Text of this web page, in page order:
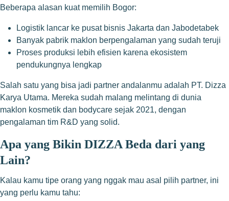
Beberapa alasan kuat memilih Bogor:
Logistik lancar ke pusat bisnis Jakarta dan Jabodetabek
Banyak pabrik maklon berpengalaman yang sudah teruji
Proses produksi lebih efisien karena ekosistem
pendukungnya lengkap
Salah satu yang bisa jadi partner andalanmu adalah PT. Dizza
Karya Utama. Mereka sudah malang melintang di dunia
maklon kosmetik dan bodycare sejak 2021, dengan
pengalaman tim R&D yang solid.
Apa yang Bikin DIZZA Beda dari yang
Lain?
Kalau kamu tipe orang yang nggak mau asal pilih partner, ini
yang perlu kamu tahu: